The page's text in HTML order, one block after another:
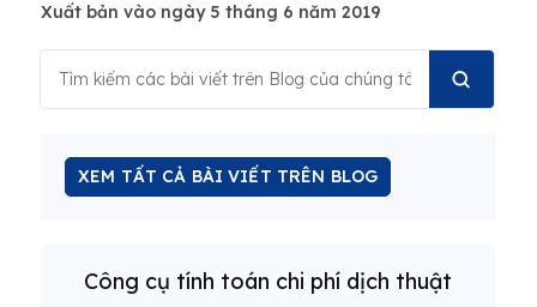
Xuất bản vào ngày 5 tháng 6 năm 2019
XEM TẤT CẢ BÀI VIẾT TRÊN BLOG
Công cụ tính toán chi phí dịch thuật